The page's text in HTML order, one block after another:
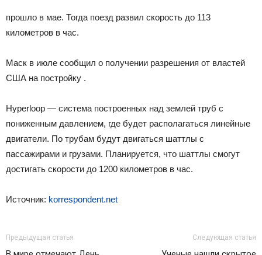
прошло в мае. Тогда поезд развил скорость до 113
километров в час.
Маск в июле сообщил о получении разрешения от властей
США на постройку .
Hyperloop — система построенных над землей труб с
пониженным давлением, где будет располагаться линейные
двигатели. По трубам будут двигаться шаттлы с
пассажирами и грузами. Планируется, что шаттлы смогут
достигать скорости до 1200 километров в час.
Источник: korrespondent.net
Предыдущая статья Следующая статья